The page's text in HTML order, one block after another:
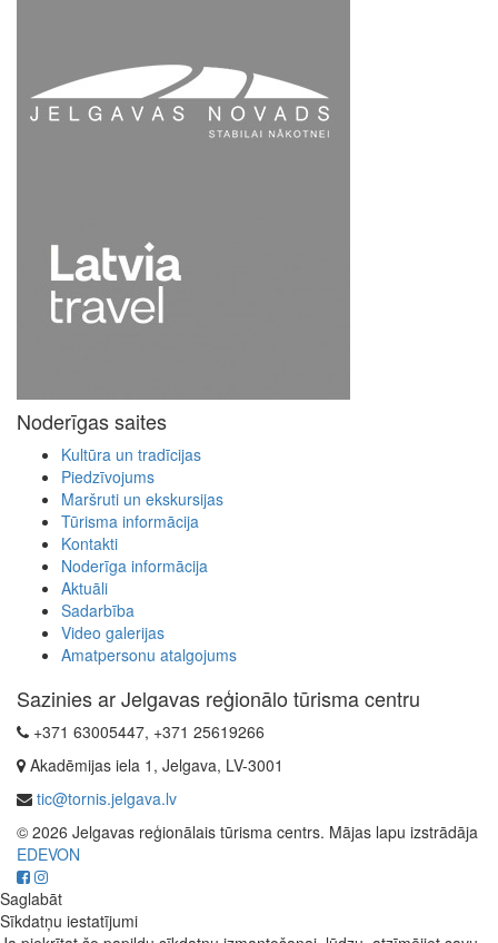
Noderīgas saites
Kultūra un tradīcijas
Piedzīvojums
Maršruti un ekskursijas
Tūrisma informācija
Kontakti
Noderīga informācija
Aktuāli
Sadarbība
Video galerijas
Amatpersonu atalgojums
Sazinies ar Jelgavas reģionālo tūrisma centru
+371 63005447, +371 25619266
Akadēmijas iela 1, Jelgava, LV-3001
tic@tornis.jelgava.lv
© 2026 Jelgavas reģionālais tūrisma centrs. Mājas lapu izstrādāja
EDEVON
Saglabāt
Sīkdatņu iestatījumi